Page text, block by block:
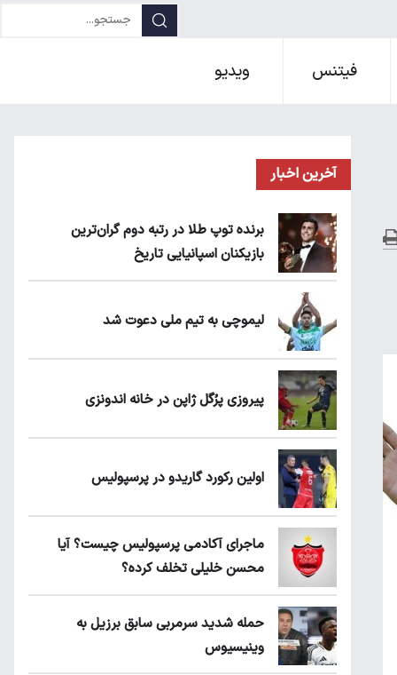
فیتنس ویدیو
آخرین اخبار
برنده توپ طلا در رتبه دوم گران‌ترین
بازیکنان اسپانیایی تاریخ
لیموچی به تیم ملی دعوت شد
پیروزی پرُگل ژاپن در خانه اندونزی
اولین رکورد گاریدو در پرسپولیس
ماجرای آکادمی پرسپولیس چیست؟ آیا
محسن خلیلی تخلف کرده؟
حمله شدید سرمربی سابق برزیل به
وینیسیوس